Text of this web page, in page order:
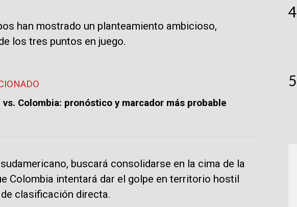
han mostrado un planteamiento ambicioso,
los tres puntos en juego.
vs. Colombia: pronóstico y marcador más probable
buscará consolidarse en la cima de la
Colombia intentará dar el golpe en territorio hostil
clasificación directa.
4
5